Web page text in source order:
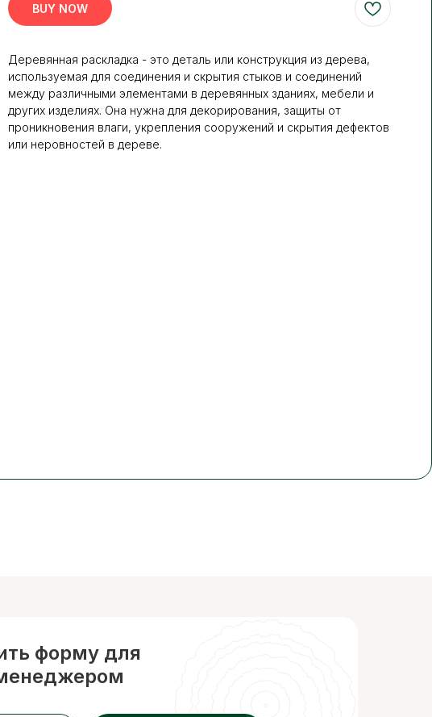
BUY NOW
Деревянная раскладка - это деталь или конструкция из дерева,
используемая для соединения и скрытия стыков и соединений
между различными элементами в деревянных зданиях, мебели и
других изделиях. Она нужна для декорирования, защиты от
проникновения влаги, укрепления сооружений и скрытия дефектов
или неровностей в дереве.
форму для